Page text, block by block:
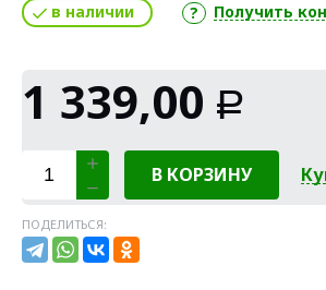
в наличии Получить
1 339,00 Р
В КОРЗИНУ
ПОДЕЛИТЬСЯ: